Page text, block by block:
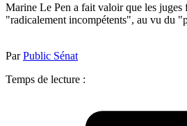
Marine Le Pen a fait valoir que les juges
"radicalement incompétents", au vu du
ParPublic Sénat
Temps de lecture :